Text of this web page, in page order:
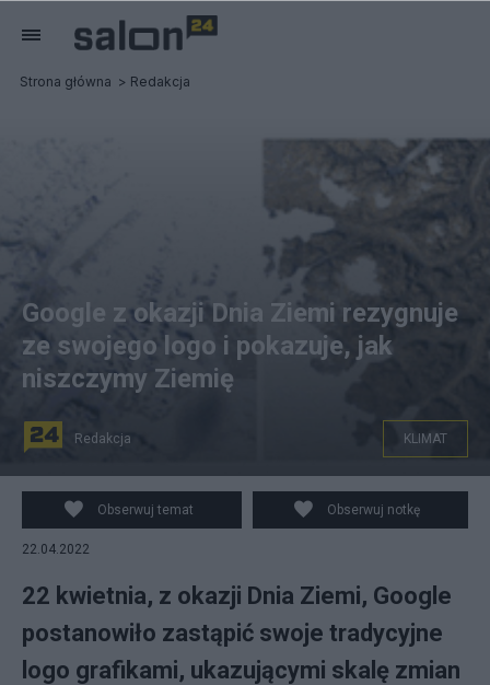
Strona główna Redakcja
źródło: Google Doodles
Google z okazji Dnia Ziemi rezygnuje
ze swojego logo i pokazuje, jak
niszczymy Ziemię
Redakcja KLIMAT
Obserwuj temat Obserwuj notkę
22.04.2022
22 kwietnia, z okazji Dnia Ziemi, Google
postanowiło zastąpić swoje tradycyjne
logo grafikami, ukazującymi skalę zmian